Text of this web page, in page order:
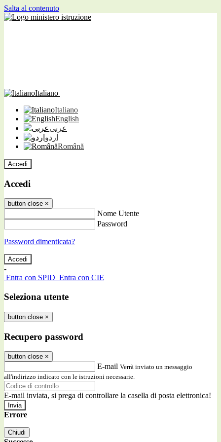
Salta al contenuto
Italiano
Italiano
English
عربى
اردو
Română
Accedi
Accedi
button close ×
Nome Utente
Password
Password dimenticata?
-
Entra con SPID Entra con CIE
Seleziona utente
button close ×
Recupero password
button close ×
E-mail Verrà inviato un messaggio
all'indirizzo indicato con le istruzioni necessarie.
E-mail inviata, si prega di controllare la casella di posta elettronica!
Errore
Chiudi